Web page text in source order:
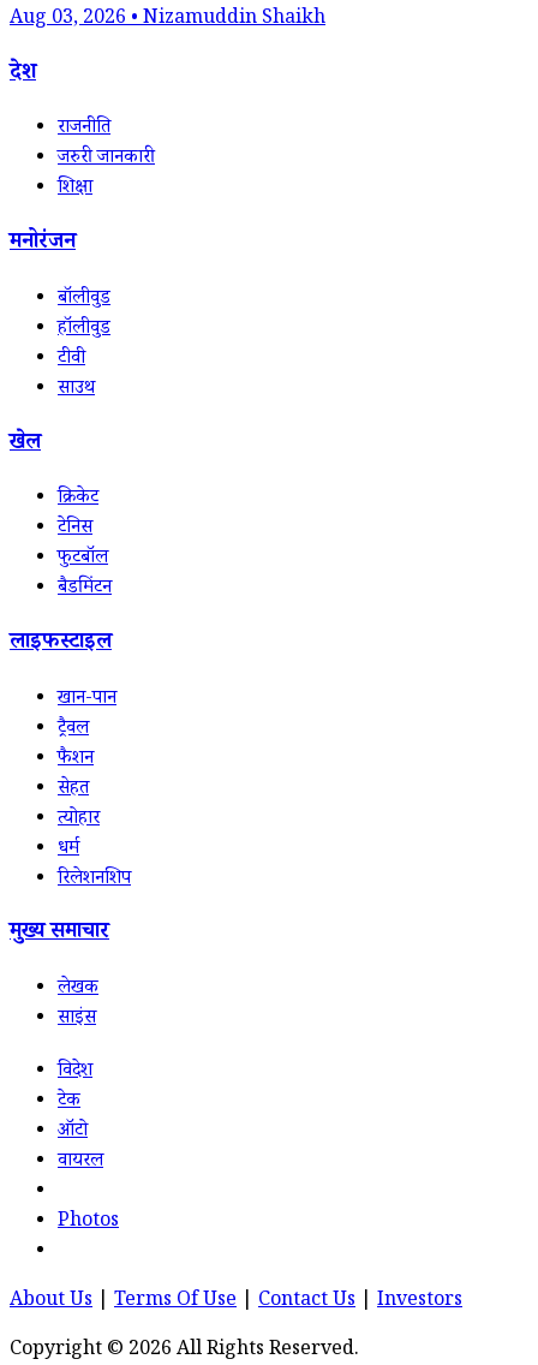
Aug 03, 2026 • Nizamuddin Shaikh
देश
राजनीति
जरुरी जानकारी
शिक्षा
मनोरंजन
बॉलीवुड
हॉलीवुड
टीवी
साउथ
खेल
क्रिकेट
टेनिस
फुटबॉल
बैडमिंटन
लाइफस्टाइल
खान-पान
ट्रैवल
फैशन
सेहत
त्योहार
धर्म
रिलेशनशिप
मुख्य समाचार
लेखक
साइंस
विदेश
टेक
ऑटो
वायरल
Photos
About Us Terms Of Use Contact Us
Investors
Copyright © 2026 All Rights Reserved.